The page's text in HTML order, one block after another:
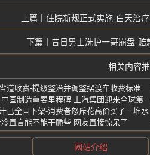
住院新规正式实施-白天治
昔日男士洗护一哥崩盘-
相关内容
道收费-提级整治并调整摆渡车收费标准
已全国下架-消费者怒斥花高价买了一堆水
直言能不能干脆些-网友直接惊呆了
网站介绍